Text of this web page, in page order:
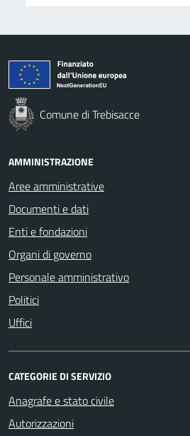
Comune di Trebisacce
AMMINISTRAZIONE
Aree amministrative
Documenti e dati
Enti e fondazioni
Organi di governo
Personale amministrativo
Politici
Uffici
CATEGORIE DI SERVIZIO
Anagrafe e stato civile
Autorizzazioni